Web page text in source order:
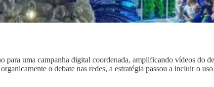
uma campanha digital coordenada, amplificando vídeos do
o debate nas redes, a estratégia passou a incluir o